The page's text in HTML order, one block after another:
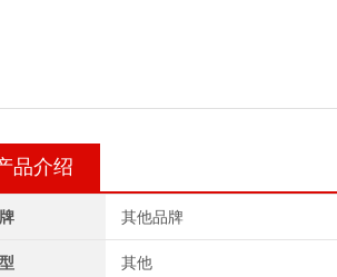
品介绍
其他品牌
其他